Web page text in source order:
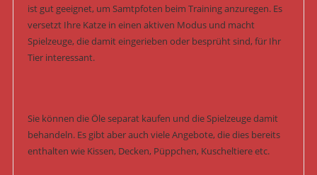
ist gut geeignet, um Samtpfoten beim Training anzuregen. Es
versetzt Ihre Katze in einen aktiven Modus und macht
Spielzeuge, die damit eingerieben oder besprüht sind, für Ihr
Tier interessant.
Sie können die Öle separat kaufen und die Spielzeuge damit
behandeln. Es gibt aber auch viele Angebote, die dies bereits
enthalten wie Kissen, Decken, Püppchen, Kuscheltiere etc.